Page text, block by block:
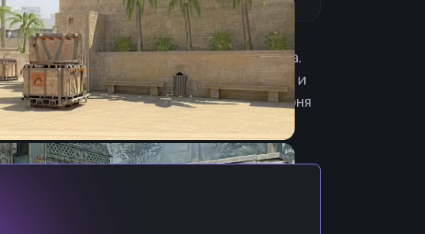
из Швеции. Родился 2 августа 2003 года.
Esport, Backbenimboy, Prima eSport и
в основной состав Ninjas in Pyjamas. 1 июня
8 декабря 2023 присоединился к